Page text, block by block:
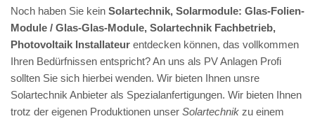
Noch haben Sie kein Solartechnik, Solarmodule: Glas-Folien-
Module / Glas-Glas-Module, Solartechnik Fachbetrieb,
Photovoltaik Installateur entdecken können, das vollkommen
Ihren Bedürfnissen entspricht? An uns als PV Anlagen Profi
sollten Sie sich hierbei wenden. Wir bieten Ihnen unsre
Solartechnik Anbieter als Spezialanfertigungen. Wir bieten Ihnen
trotz der eigenen Produktionen unser Solartechnik zu einem